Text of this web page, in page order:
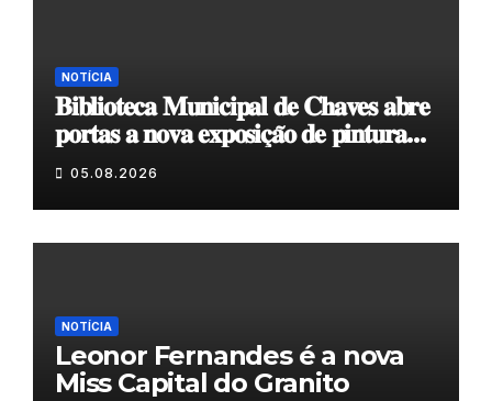
NOTÍCIA
𝐁𝐢𝐛𝐥𝐢𝐨𝐭𝐞𝐜𝐚 𝐌𝐮𝐧𝐢𝐜𝐢𝐩𝐚𝐥 𝐝𝐞 𝐂𝐡𝐚𝐯𝐞𝐬 𝐚𝐛𝐫𝐞
𝐩𝐨𝐫𝐭𝐚𝐬 𝐚 𝐧𝐨𝐯𝐚 𝐞𝐱𝐩𝐨𝐬𝐢𝐜̧𝐚̃𝐨 𝐝𝐞 𝐩𝐢𝐧𝐭𝐮𝐫𝐚
𝐝𝐮𝐫𝐚𝐧𝐭𝐞 𝐨 𝐦𝐞̂𝐬 𝐝𝐞 𝐚𝐠𝐨𝐬𝐭𝐨
05.08.2026
NOTÍCIA
Leonor Fernandes é a nova
Miss Capital do Granito